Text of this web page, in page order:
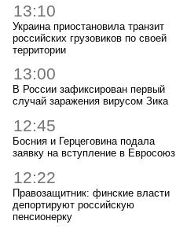
13:10
Украина приостановила транзит
российских грузовиков по своей
территории
13:00
В России зафиксирован первый
случай заражения вирусом Зика
12:45
Босния и Герцеговина подала
заявку на вступление в Евросоюз
12:22
Правозащитник: финские власти
депортируют российскую
пенсионерку